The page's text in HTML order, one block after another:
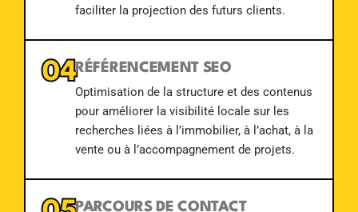
faciliter la projection des futurs clients.
04RÉFÉRENCEMENT SEO
Optimisation de la structure et des contenus
pour améliorer la visibilité locale sur les
recherches liées à l’immobilier, à l’achat, à la
vente ou à l’accompagnement de projets.
PARCOURS DE CONTACT